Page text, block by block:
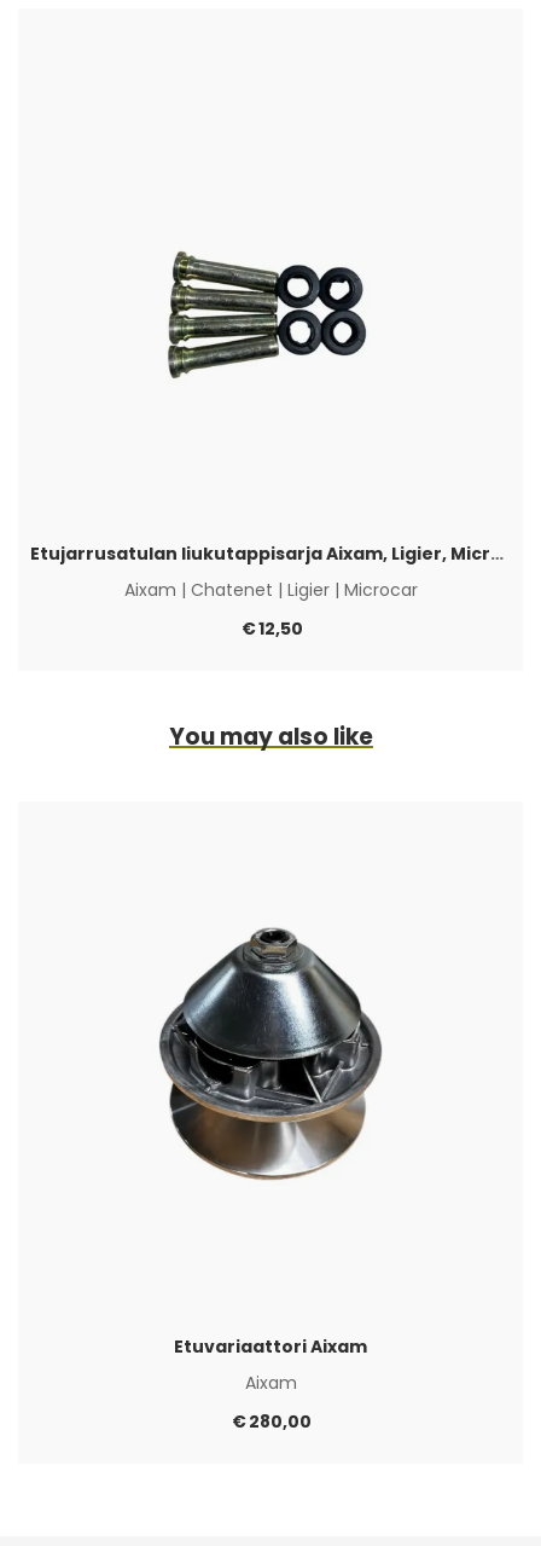
Etujarrusatulan liukutappisarja Aixam, Ligier, Microcar & Chatenet
Aixam | Chatenet | Ligier| Microcar
€12,50
You may also like
Etuvariaattori Aixam
Aixam
€280,00